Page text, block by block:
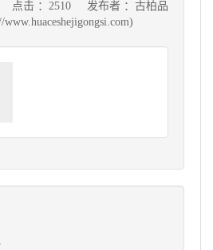
点击 ：2510
发布者 ：古柏品